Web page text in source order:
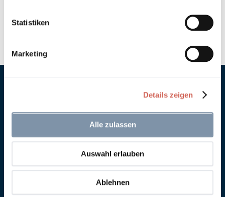
Statistiken
Marketing
Details zeigen
Alle zulassen
Auswahl erlauben
Ablehnen
Hinweis zur Farbtongenauigkeit
Anna von Mangoldt GmbH & Co. KG
34414 Warburg